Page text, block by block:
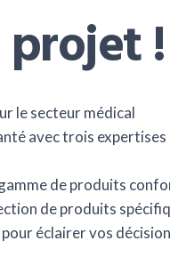
projet !
le secteur médical
avec trois expertises
de produits
de produits
éclairer vos